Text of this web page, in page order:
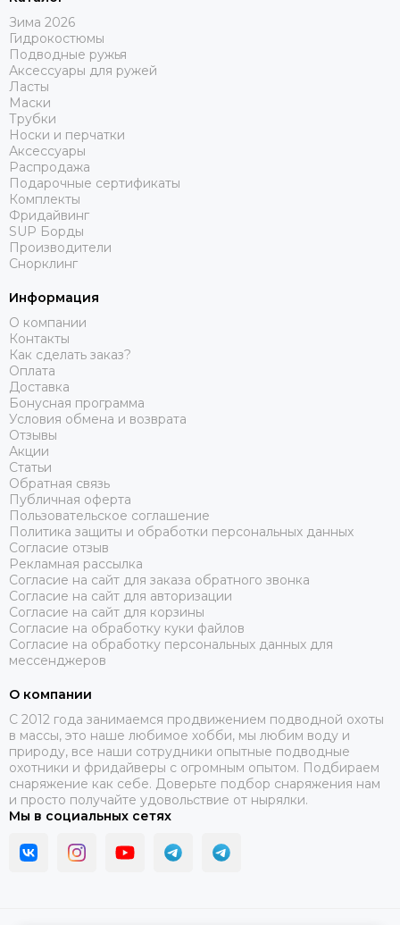
Зима 2026
Гидрокостюмы
Подводные ружья
Аксессуары для ружей
Ласты
Маски
Трубки
Носки и перчатки
Аксессуары
Распродажа
Подарочные сертификаты
Комплекты
Фридайвинг
SUP Борды
Производители
Снорклинг
Информация
О компании
Контакты
Как сделать заказ?
Оплата
Доставка
Бонусная программа
Условия обмена и возврата
Отзывы
Акции
Статьи
Обратная связь
Публичная оферта
Пользовательское соглашение
Политика защиты и обработки персональных данных
Согласие отзыв
Рекламная рассылка
Согласие на сайт для заказа обратного звонка
Согласие на сайт для авторизации
Согласие на сайт для корзины
Согласие на обработку куки файлов
Согласие на обработку персональных данных для
мессенджеров
О компании
C 2012 года занимаемся продвижением подводной охоты
в массы, это наше любимое хобби, мы любим воду и
природу, все наши сотрудники опытные подводные
охотники и фридайверы с огромным опытом. Подбираем
снаряжение как себе. Доверьте подбор снаряжения нам
и просто получайте удовольствие от нырялки.
Мы в социальных сетях